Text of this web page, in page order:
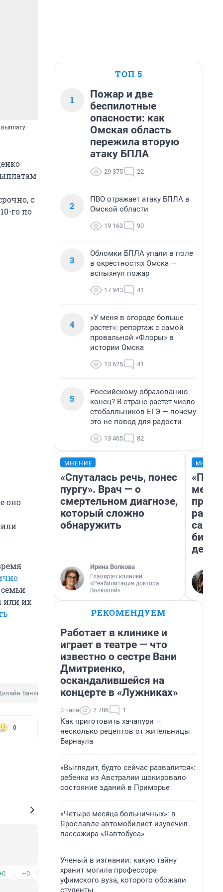
выплату
с
го по
оно
семьи
или их
банкнот Выплата Минобороны России
0
–0
ТОП 5
1
Пожар и две
беспилотные
опасности: как
Омская область
пережила вторую
атаку БПЛА
29 375 22
2
ПВО отражает атаку БПЛА в
Омской области
19 163 90
3
Обломки БПЛА упали в поле
в окрестностях Омска —
вспыхнул пожар
17 943 41
4
«У меня в огороде больше
растет»: репортаж с самой
провальной «Флоры» в
истории Омска
13 625 41
5
Российскому образованию
конец? В стране растет число
стобалльников ЕГЭ — почему
это не повод для радости
13 465 82
МНЕНИЕ
«Спуталась речь, понес
пургу». Врач — о
смертельном диагнозе,
который сложно
обнаружить
Ирина Волкова
Главврач клиники
«Реабилитация доктора
Волковой»
РЕКОМЕНДУЕМ
Работает в клинике и
играет в театре — что
известно о сестре Вани
Дмитриенко,
оскандалившейся на
концерте в «Лужниках»
3 часа 2 786 1
Как приготовить хачапури —
несколько рецептов от жительницы
Барнаула
«Выглядит, будто сейчас развалится»:
ребенка из Австралии шокировало
состояние зданий в Приморье
«Четыре месяца больничных»: в
Ярославле автомобилист изувечил
пассажира «Яавтобуса»
Ученый в изгнании: какую тайну
хранит могила профессора
уфимского вуза, которого обожали
студенты